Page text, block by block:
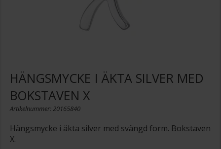
HÄNGSMYCKE I ÄKTA SILVER MED
BOKSTAVEN X
Artikelnummer: 20165840
Hängsmycke i äkta silver med svängd form. Bokstaven
X.